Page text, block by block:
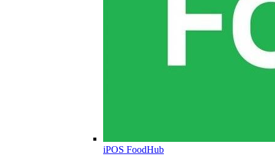
iPOS FoodHub